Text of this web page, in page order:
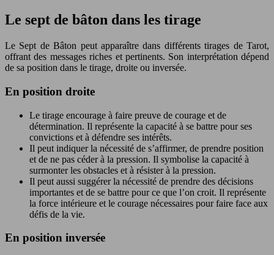
Le sept de bâton dans les tirage
Le Sept de Bâton peut apparaître dans différents tirages de Tarot,
offrant des messages riches et pertinents. Son interprétation dépend
de sa position dans le tirage, droite ou inversée.
En position droite
Le tirage encourage à faire preuve de courage et de
détermination. Il représente la capacité à se battre pour ses
convictions et à défendre ses intérêts.
Il peut indiquer la nécessité de s’affirmer, de prendre position
et de ne pas céder à la pression. Il symbolise la capacité à
surmonter les obstacles et à résister à la pression.
Il peut aussi suggérer la nécessité de prendre des décisions
importantes et de se battre pour ce que l’on croit. Il représente
la force intérieure et le courage nécessaires pour faire face aux
défis de la vie.
En position inversée